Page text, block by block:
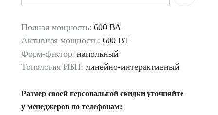
Полная мощность: 600 ВА
Активная мощность: 600 ВТ
Форм-фактор: напольный
Топология ИБП: линейно-интерактивный
Размер своей персональной скидки уточняйте
у менеджеров по телефонам: